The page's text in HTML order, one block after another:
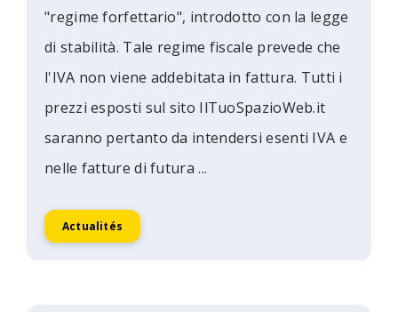
"regime forfettario", introdotto con la legge
di stabilità. Tale regime fiscale prevede che
l'IVA non viene addebitata in fattura. Tutti i
prezzi esposti sul sito IlTuoSpazioWeb.it
saranno pertanto da intendersi esenti IVA e
nelle fatture di futura ...
Actualités